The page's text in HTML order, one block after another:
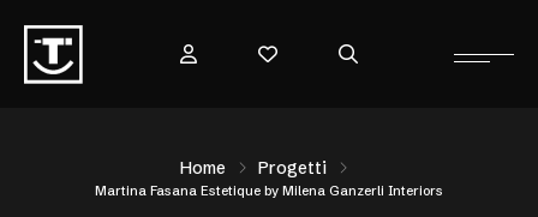
Home Progetti
Martina Fasana Estetique by Milena Ganzerli Interiors